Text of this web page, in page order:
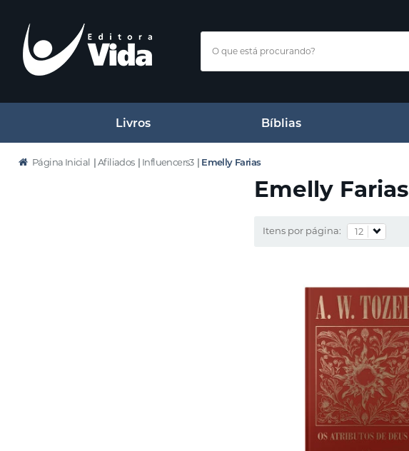
Livros Bíblias
Página Inicial |Afiliados | Influencers3 | Emelly Farias
Emelly Farias
Itens por página: